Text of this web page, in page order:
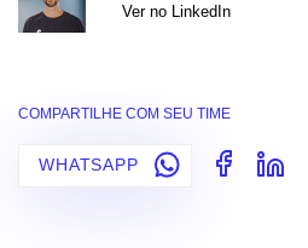
Ver no LinkedIn
COMPARTILHE COM SEU TIME
WHATSAPP